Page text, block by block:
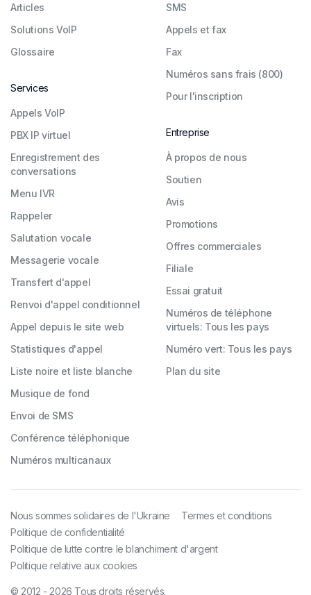
Articles
Solutions VoIP
Glossaire
Services
Appels VoIP
PBX IP virtuel
Enregistrement des
conversations
Menu IVR
Rappeler
Salutation vocale
Messagerie vocale
Transfert d'appel
Renvoi d'appel conditionnel
Appel depuis le site web
Statistiques d'appel
Liste noire et liste blanche
Musique de fond
Envoi de SMS
Conférence téléphonique
Numéros multicanaux
SMS
Appels et fax
Fax
Numéros sans frais (800)
Pour l'inscription
Entreprise
À propos de nous
Soutien
Avis
Promotions
Offres commerciales
Filiale
Essai gratuit
Numéros de téléphone
virtuels: Tous les pays
Numéro vert: Tous les pays
Plan du site
Nous sommes solidaires de l'Ukraine
Termes et conditions
Politique de confidentialité
Politique de lutte contre le blanchiment d'argent
Politique relative aux cookies
© 2012 - 2026 Tous droits réservés.